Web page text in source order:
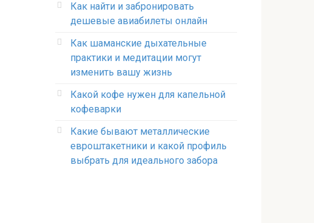
Как найти и забронировать
дешевые авиабилеты онлайн
Как шаманские дыхательные
практики и медитации могут
изменить вашу жизнь
Какой кофе нужен для капельной
кофеварки
Какие бывают металлические
евроштакетники и какой профиль
выбрать для идеального забора